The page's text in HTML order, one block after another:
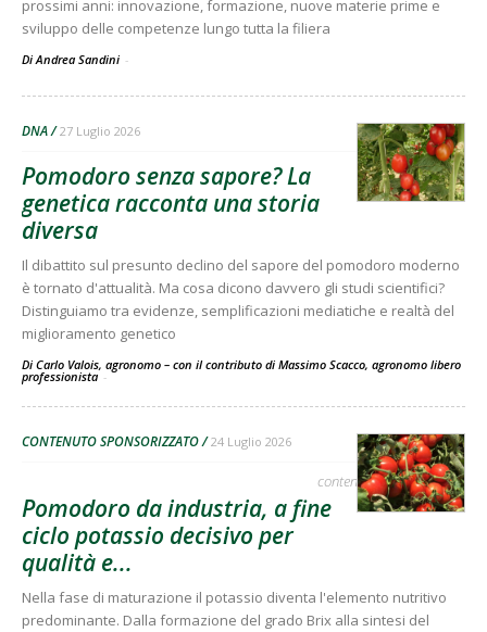
prossimi anni: innovazione, formazione, nuove materie prime e
sviluppo delle competenze lungo tutta la filiera
Di Andrea Sandini -
DNA 27 Luglio 2026
Pomodoro senza sapore? La
genetica racconta una storia
diversa
Il dibattito sul presunto declino del sapore del pomodoro moderno
è tornato d'attualità. Ma cosa dicono davvero gli studi scientifici?
Distinguiamo tra evidenze, semplificazioni mediatiche e realtà del
miglioramento genetico
Di Carlo Valois, agronomo – con il contributo di Massimo Scacco, agronomo libero
professionista -
CONTENUTO SPONSORIZZATO 24 Luglio 2026
contenuto sponsorizzato
Pomodoro da industria, a fine
ciclo potassio decisivo per
qualità e...
Nella fase di maturazione il potassio diventa l'elemento nutritivo
predominante. Dalla formazione del grado Brix alla sintesi del